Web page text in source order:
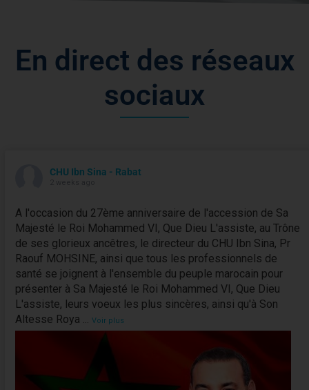
CHU Ibn Sina - Rabat
A l'occasion du 27ème anniversaire de l'accession de Sa
Majesté le Roi Mohammed VI, Que Dieu L'assiste, au Trône
de ses glorieux ancêtres, le directeur du CHU Ibn Sina, Pr
Raouf MOHSINE, ainsi que tous les professionnels de
santé se joignent à l'ensemble du peuple marocain pour
présenter à Sa Majesté le Roi Mohammed VI, Que Dieu
L'assiste, leurs voeux les plus sincères, ainsi qu'à Son
Altesse Roya ... Voir plus
En d irect d es réseaux
sociaux